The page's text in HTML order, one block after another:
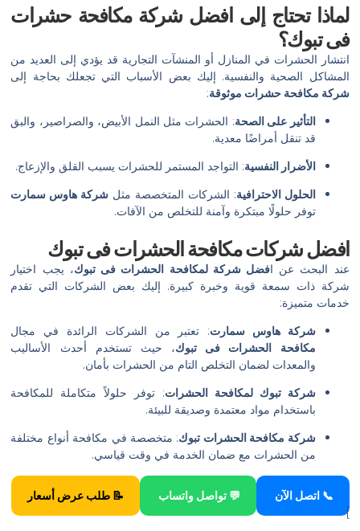
لماذا تحتاج إلىافضل شركة مكافحة حشرات
فى تبوك؟
انتشار الحشرات في المنازل أو المنشآت التجارية قد يؤدي إلى العديد من
المشاكل الصحية والنفسية. إليك بعض الأسباب التي تجعلك بحاجة إلى
شركة مكافحة حشرات موثوقة:
التأثير على الصحة: الحشرات مثل النمل الأبيض، والصراصير، والبق
قد تنقل أمراضًا معدية.
الأضرار النفسية: التواجد المستمر للحشرات يسبب القلق والإزعاج.
الحلول الاحترافية: الشركات المتخصصة مثل شركة هاوس سمارت
توفر حلولًا مبتكرة وآمنة للتخلص من الآفات.
افضل شركات مكافحة الحشرات فى تبوك
عند البحث عن افضل شركة لمكافحة الحشرات فى تبوك، يجب اختيار
شركة ذات سمعة قوية وخبرة كبيرة. إليك بعض الشركات التي تقدم
خدمات متميزة:
شركة هاوس سمارت: تعتبر من الشركات الرائدة في مجال
مكافحة الحشرات فى تبوك، حيث تستخدم أحدث الأساليب
والمعدات لضمان التخلص التام من الحشرات بأمان.
شركة تبوك لمكافحة الحشرات: توفر حلولاً متكاملة للمكافحة
باستخدام مواد معتمدة وصديقة للبيئة.
شركة مكافحة الحشرات تبوك: متخصصة في مكافحة أنواع مختلفة
من الحشرات مع ضمان الخدمة في وقت قياسي.
📞 اتصل الآن 💬 تواصل واتساب
📝 طلب عرض أسعار
}